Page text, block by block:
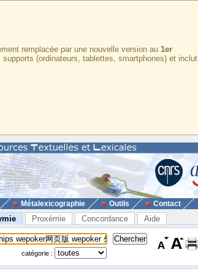
remplacée par une nouvelle version au 1er
(ordinateurs, tablettes, smartphones) et inclut
Métalexicographie Outils Contact
Proxémie Concordance Aide
catégorie :